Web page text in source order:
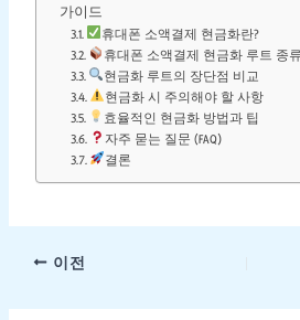
가이드
휴대폰 소액결제 현금화란?
휴대폰 소액결제 현금화 루트 종류
현금화 루트의 장단점 비교
현금화 시 주의해야 할 사항
효율적인 현금화 방법과 팁
자주 묻는 질문 (FAQ)
결론
이전